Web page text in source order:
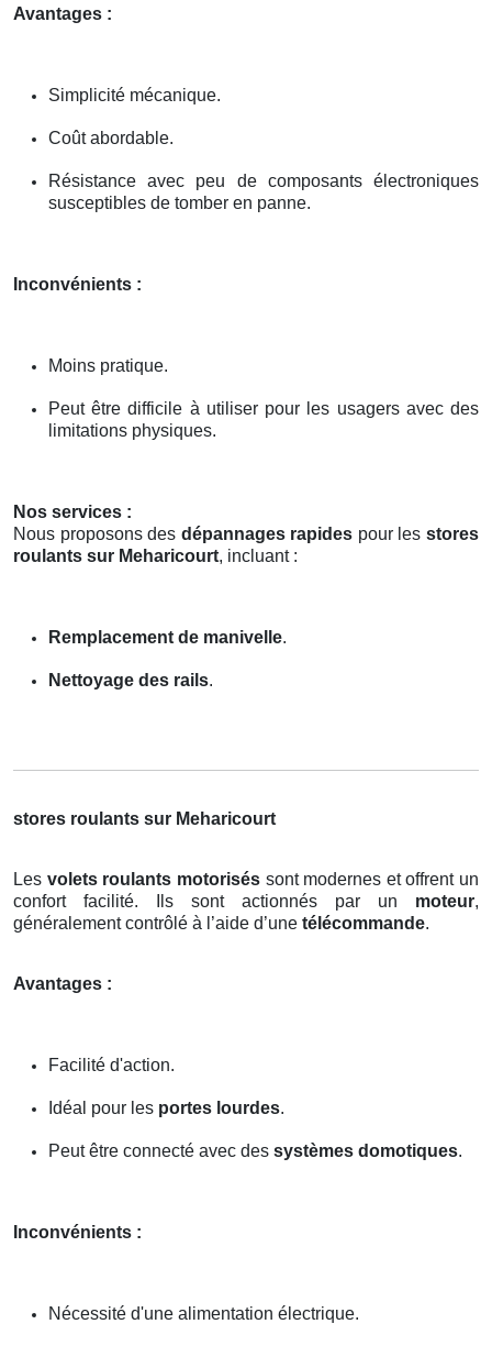
Avantages :
Simplicité mécanique.
Coût abordable.
Résistance avec peu de composants électroniques
susceptibles de tomber en panne.
Inconvénients :
Moins pratique.
Peut être difficile à utiliser pour les usagers avec des
limitations physiques.
Nos services :
Nous proposons des dépannages rapides pour lesstores
roulants sur Meharicourt, incluant :
Remplacement de manivelle.
Nettoyage des rails.
stores roulants sur Meharicourt
Les volets roulants motoriséssont modernes et offrent un
confort facilité. Ils sont actionnés par un moteur,
généralement contrôlé à l’aide d’une télécommande.
Avantages :
Facilité d'action.
Idéal pour les portes lourdes.
Peut être connecté avec des systèmes domotiques.
Inconvénients :
Nécessité d'une alimentation électrique.